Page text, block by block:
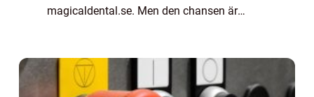
magicaldental.se. Men den chansen är
tandläkare. Ändå har de n...